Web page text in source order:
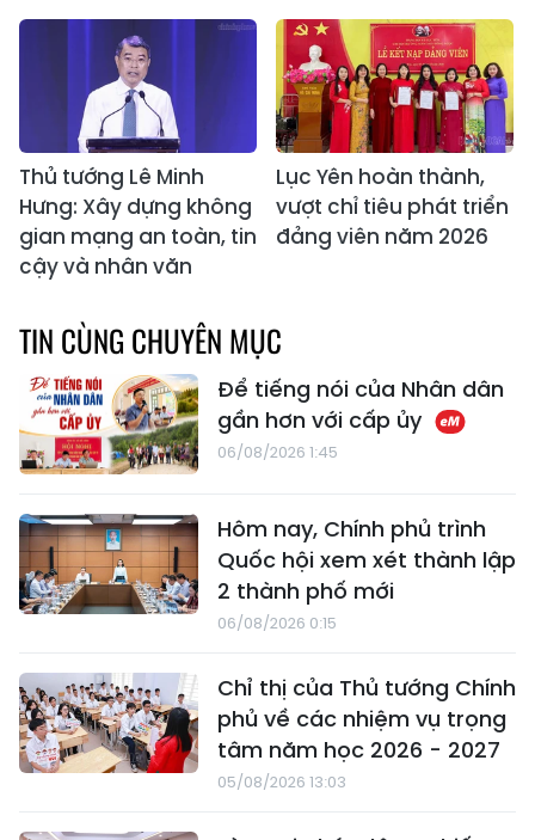
Thủ tướng Lê Minh
Hưng: Xây dựng không
gian mạng an toàn, tin
cậy và nhân văn
Lục Yên hoàn thành,
vượt chỉ tiêu phát triển
đảng viên năm 2026
TIN CÙNG CHUYÊN MỤC
Để tiếng nói của Nhân dân
gần hơn với cấp ủy
06/08/2026 1:45
Hôm nay, Chính phủ trình
Quốc hội xem xét thành lập
2 thành phố mới
06/08/2026 0:15
Chỉ thị của Thủ tướng Chính
phủ về các nhiệm vụ trọng
tâm năm học 2026 - 2027
05/08/2026 13:03